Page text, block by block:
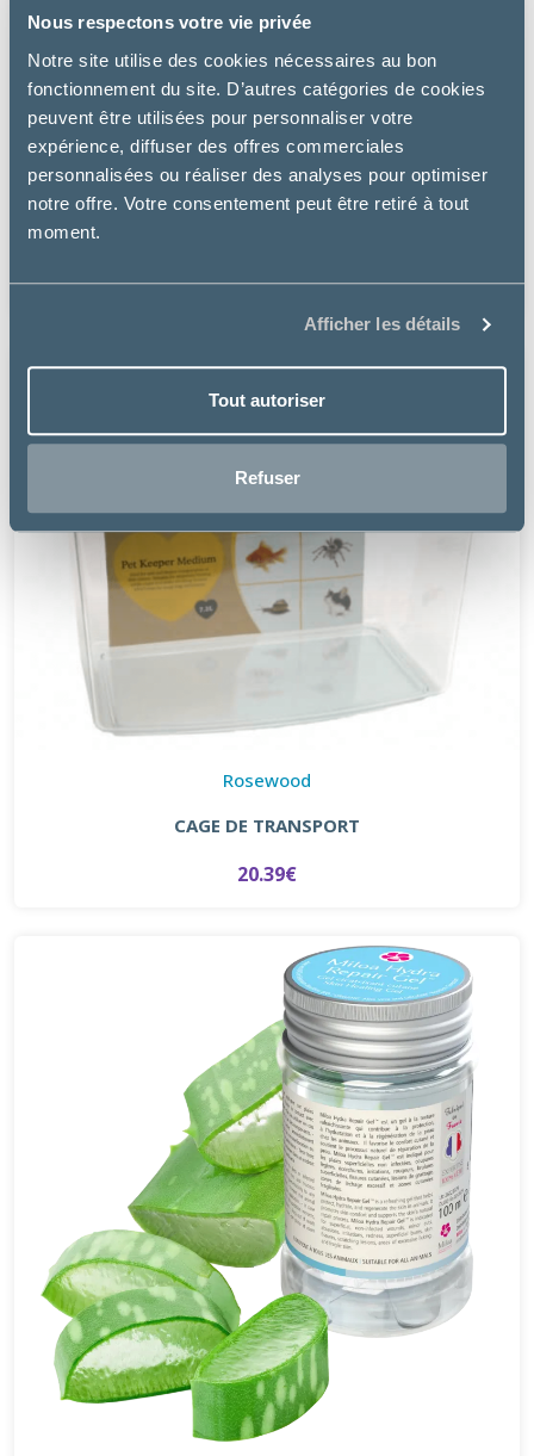
Nous respectons votre vie privée
Notre site utilise des cookies nécessaires au bon
fonctionnement du site. D’autres catégories de cookies
peuvent être utilisées pour personnaliser votre
expérience, diffuser des offres commerciales
personnalisées ou réaliser des analyses pour optimiser
notre offre. Votre consentement peut être retiré à tout
moment.
Afficher les détails
Tout autoriser
Refuser
CALCIUM REPTILE
11.16€
Rosewood
CAGE DE TRANSPORT
20.39€